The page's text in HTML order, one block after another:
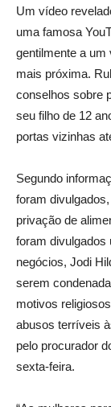
Um vídeo
uma famosa
gentilmente a um
mais próxima.
conselhos sobre
seu filho de 12
portas vizinhas
Segundo
foram
privação de
foram divulgados
negócios, Jodi
serem
motivos
abusos terríveis
pelo procurador
sexta-feira.